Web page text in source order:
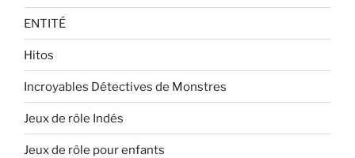
ENTITÉ
Hitos
Incroyables Détectives de Monstres
Jeux de rôle Indés
Jeux de rôle pour enfants